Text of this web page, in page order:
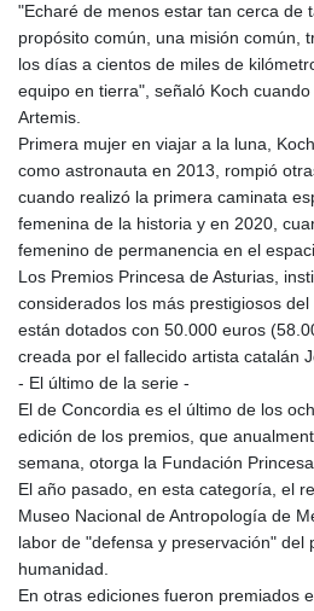
"Echaré de menos estar tan cerca de
propósito común, una misión común,
los días a cientos de miles de
equipo en tierra", señaló Koch
Artemis.
Primera mujer en viajar a la luna,
como astronauta en 2013, rompió
cuando realizó la primera caminata
femenina de la historia y en 2020,
femenino de permanencia en el
Los Premios Princesa de Asturias,
considerados los más prestigiosos
están dotados con 50.000 euros
creada por el fallecido artista catalán
- El último de la serie -
El de Concordia es el último de los
edición de los premios, que
semana, otorga la Fundación
El año pasado, en esta categoría, el
Museo Nacional de Antropología de
labor de "defensa y preservación" del
humanidad.
En otras ediciones fueron premiados